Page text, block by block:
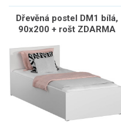
Dřevěná postel DM1 bílá,
90x200 + rošt ZDARMA